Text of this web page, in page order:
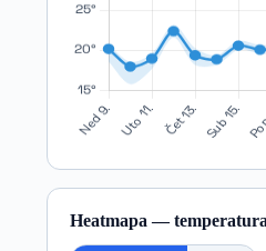
Heatmapa —